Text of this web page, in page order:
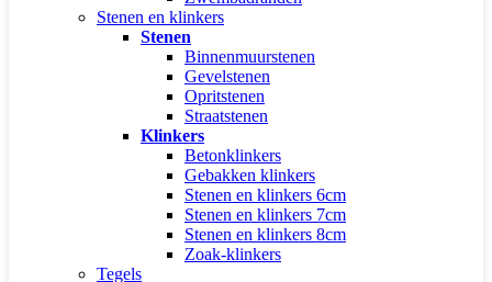
Stenen en klinkers
Stenen
Binnenmuurstenen
Gevelstenen
Opritstenen
Straatstenen
Klinkers
Betonklinkers
Gebakken klinkers
Stenen en klinkers 6cm
Stenen en klinkers 7cm
Stenen en klinkers 8cm
Zoak-klinkers
Tegels